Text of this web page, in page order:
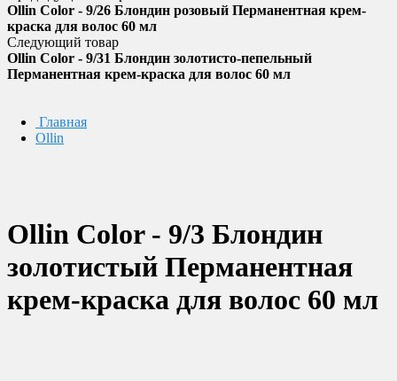
Ollin Color - 9/26 Блондин розовый Перманентная крем-
краска для волос 60 мл
Следующий товар
Ollin Color - 9/31 Блондин золотисто-пепельный
Перманентная крем-краска для волос 60 мл
Главная
Ollin
Ollin Color - 9/3 Блондин
золотистый Перманентная
крем-краска для волос 60 мл